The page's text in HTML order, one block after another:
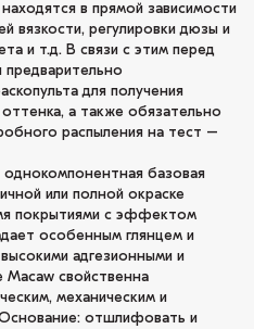
в прямой зависимости
вязкости, регулировки дюзы и
и т.д. В связи с этим перед
для получения
а также обязательно
распыления на тест –
базовая
или полной окраске
покрытиями с эффектом
особенным глянцем и
адгезионными и
свойственна
механическим и
отшлифовать и